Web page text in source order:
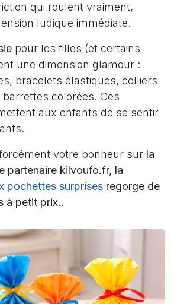
qui roulent vraiment,
ludique immédiate.
pour les filles (et certains
une dimension glamour :
bracelets élastiques, colliers
colorées. Ces
aux enfants de se sentir
votre bonheur sur la
partenaire kilvoufo.fr, la
pochettes surprises regorge de
à petit prix..